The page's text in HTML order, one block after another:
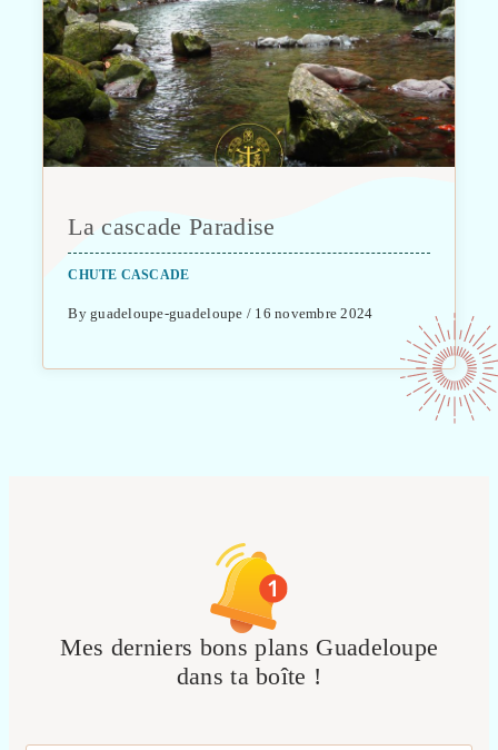
La cascade Paradise
CHUTE CASCADE
By guadeloupe-guadeloupe / 16 novembre 2024
Mes derniers bons plans Guadeloupe
dans ta boîte !